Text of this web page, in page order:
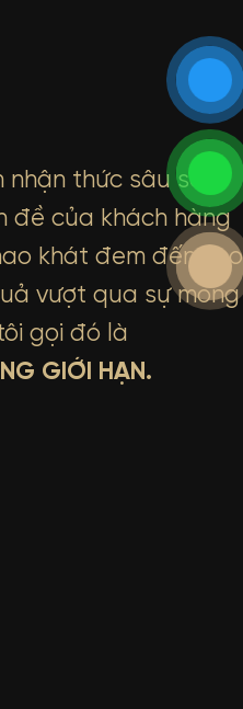
thức sâu sắc,
đề của khách hàng
khát đem đến cho
vượt qua sự mong
gọi đó là
GIỚI HẠN.